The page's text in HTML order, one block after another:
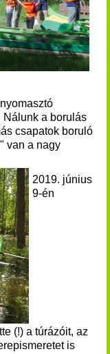
Nálunk a borulás
csapatok boruló
van a nagy
2019. június
9-én
(!) a túrázóit, az
is